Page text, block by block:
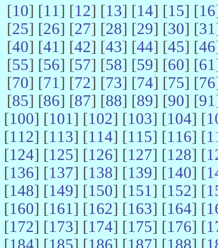
[10] [11] [12] [13] [14] [15] [16
[25] [26] [27] [28] [29] [30] [31
[40] [41] [42] [43] [44] [45] [46
[55] [56] [57] [58] [59] [60] [61
[70] [71] [72] [73] [74] [75] [76
[85] [86] [87] [88] [89] [90] [91
[100] [101] [102] [103] [104] [
[112] [113] [114] [115] [116] [
[124] [125] [126] [127] [128] [
[136] [137] [138] [139] [140] [
[148] [149] [150] [151] [152] [
[160] [161] [162] [163] [164] [
[172] [173] [174] [175] [176] [